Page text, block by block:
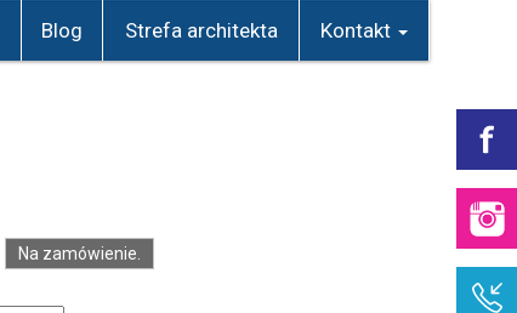
Blog Strefa architekta Kontakt
Na zamówienie.